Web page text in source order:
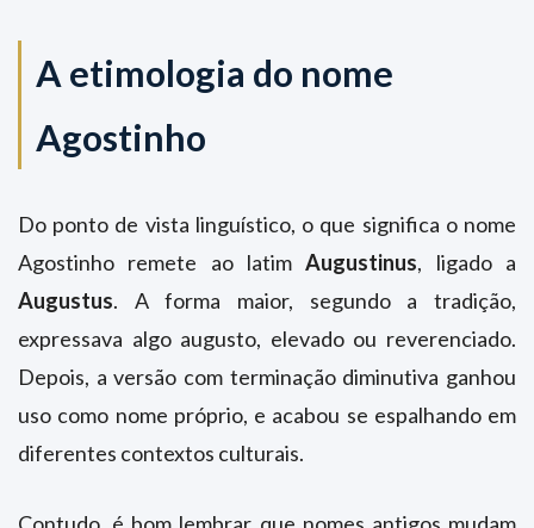
A etimologia do nome
Agostinho
Do ponto de vista linguístico, o que significa o nome
Agostinho remete ao latimAugustinus, ligado a
Augustus. A forma maior, segundo a tradição,
expressava algo augusto, elevado ou reverenciado.
Depois, a versão com terminação diminutiva ganhou
uso como nome próprio, e acabou se espalhando em
diferentes contextos culturais.